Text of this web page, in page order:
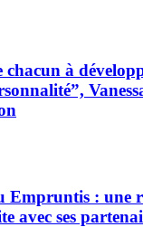
à
Empruntis : une
avec ses